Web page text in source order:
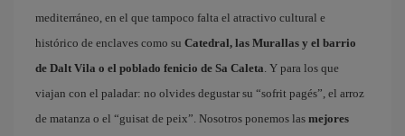
mediterráneo, en el que tampoco falta el atractivo cultural e
histórico de enclaves como su Catedral, las Murallas y el barrio
de Dalt Vila o el poblado fenicio de Sa Caleta. Y para los que
viajan con el paladar: no olvides degustar su “sofrit pagés”, el arroz
de matanza o el “guisat de peix”. Nosotros ponemos las mejores